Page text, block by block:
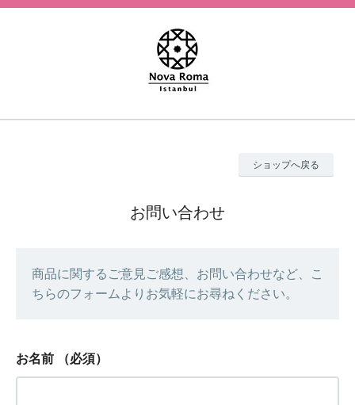
ショップへ戻る
お問い合わせ
商品に関するご意見ご感想、お問い合わせなど、こ
ちらのフォームよりお気軽にお尋ねください。
お名前 （必須）